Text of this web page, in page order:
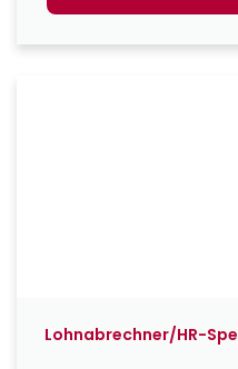
Lohnabrechner/HR-